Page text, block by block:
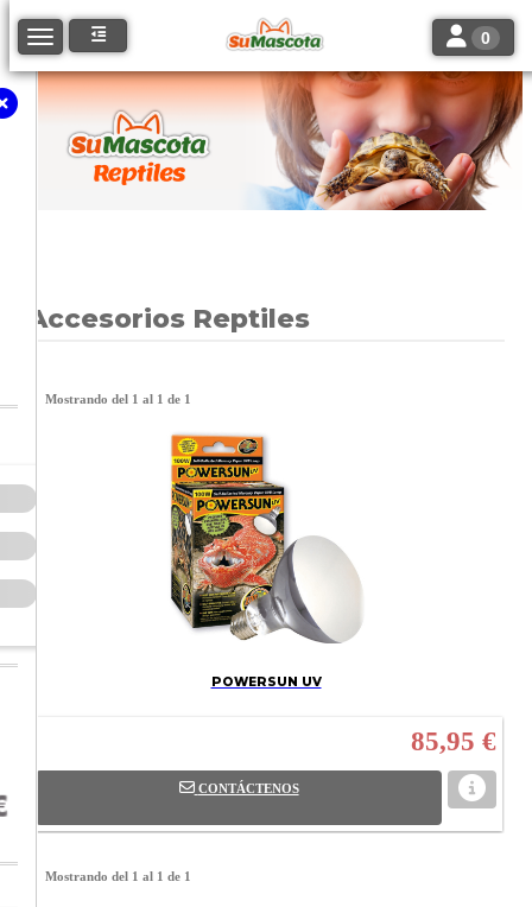
Toggle navigation Toggle
0
Accesorios Reptiles
Mostrando del 1 al 1 de 1
POWERSUN UV
85,95 €
CONTÁCTENOS
Mostrando del 1 al 1 de 1